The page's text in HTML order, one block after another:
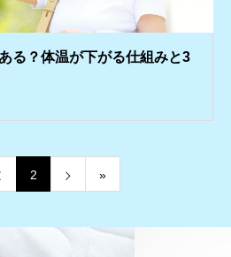
る？体温が下がる仕組みと3
2 »